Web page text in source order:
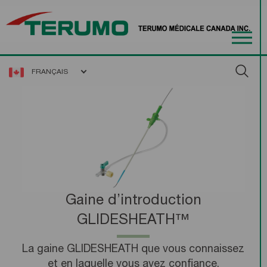
FRANÇAIS
Gaine d’introduction
GLIDESHEATH™
La gaine GLIDESHEATH que vous connaissez
et en laquelle vous avez confiance.